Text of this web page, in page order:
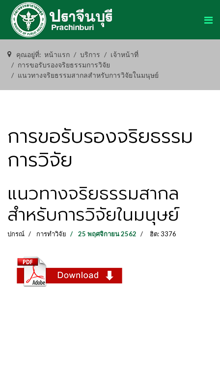
คุณอยู่ที่: หน้าแรก บริการ
เจ้าหน้าที่
การขอรับรองจริยธรรมการวิจัย
แนวทางจริยธรรมสากลสำหรับการวิจัยในมนุษย์
การขอรับรองจริยธรรม
การวิจัย
แนวทางจริยธรรมสากล
สำหรับการวิจัยในมนุษย์
ปกรณ์ การทำวิจัย 25 พฤศจิกายน 2562 ฮิต: 3376